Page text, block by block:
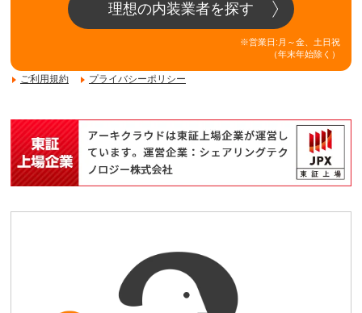
理想の内装業者を探す
※営業日:月～金、土日祝
（年末年始除く）
ご利用規約 プライバシーポリシー